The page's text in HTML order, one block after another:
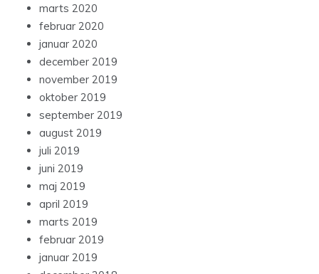
marts 2020
februar 2020
januar 2020
december 2019
november 2019
oktober 2019
september 2019
august 2019
juli 2019
juni 2019
maj 2019
april 2019
marts 2019
februar 2019
januar 2019